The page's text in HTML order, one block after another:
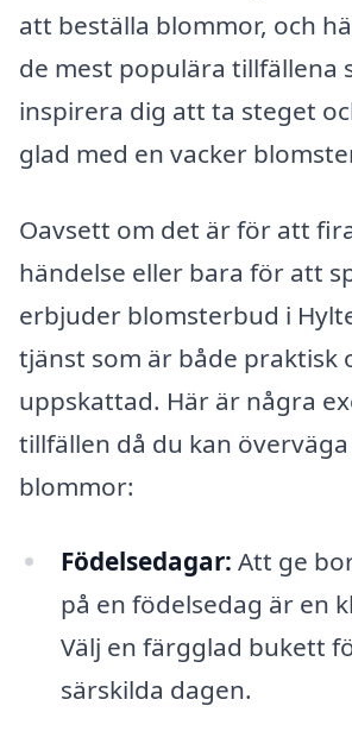
att beställa blommor, och
de mest populära tillfällena
inspirera dig att ta steget
glad med en vacker
Oavsett om det är för att
händelse eller bara för att
erbjuder blomsterbud i
tjänst som är både praktisk
uppskattad. Här är några
tillfällen då du kan
blommor:
Födelsedagar: Att ge
på en födelsedag är en
Välj en färgglad bukett
särskilda dagen.